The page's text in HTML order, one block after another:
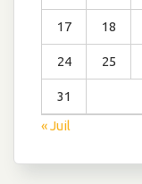
17 18
24 25
31
« Juil